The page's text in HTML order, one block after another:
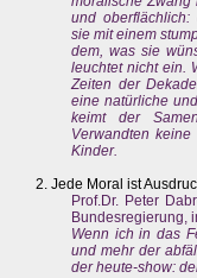
und oberflächlich:
sie mit einem
dem, was sie
leuchtet nicht ein.
Zeiten der
eine natürliche
keimt der
Verwandten
Kinder.
2. Jede Moral ist
Prof.Dr. Peter
Bundesregierung,
Wenn ich in das
und mehr der
der heute-show: